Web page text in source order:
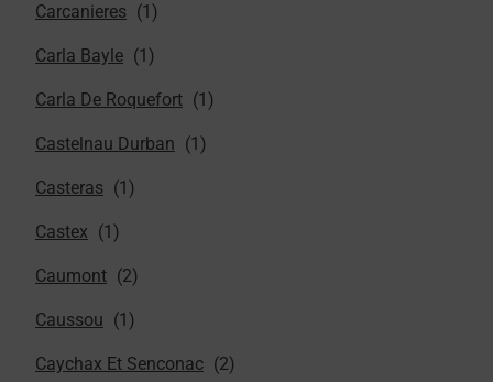
Carcanieres
Carla Bayle
Carla De Roquefort
Castelnau Durban
Casteras
Castex
Caumont
Caussou
Caychax Et Senconac